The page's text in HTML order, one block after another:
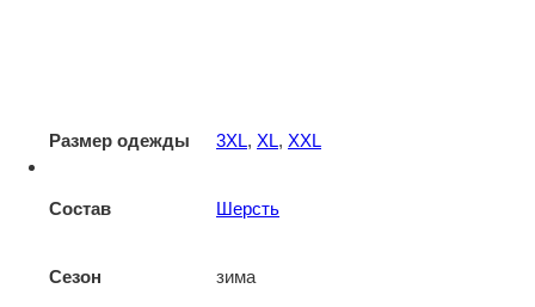
Размер одежды 3XL, XL, XXL
Состав Шерсть
Сезон зима